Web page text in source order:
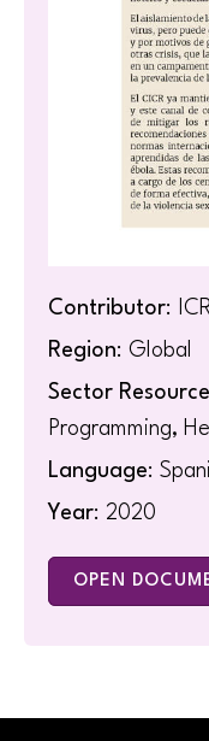
Contributor:
Region: Global
Sector
Programming,
Language:
Year: 2020
OPEN